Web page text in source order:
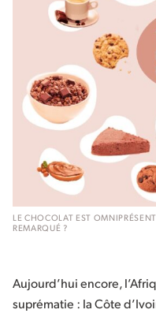
LE CHOCOLAT EST
REMARQUÉ ?
Aujourd’hui encore,
suprématie : la Côte